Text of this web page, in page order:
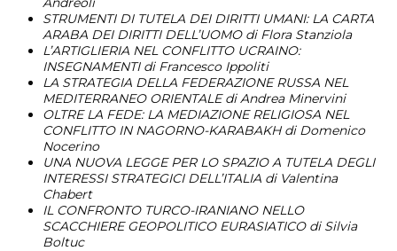
STRUMENTI DI TUTELA DEI DIRITTI UMANI: LA CARTA
ARABA DEI DIRITTI DELL’UOMO di Flora Stanziola
L’ARTIGLIERIA NEL CONFLITTO UCRAINO:
INSEGNAMENTI di Francesco Ippoliti
LA STRATEGIA DELLA FEDERAZIONE RUSSA NEL
MEDITERRANEO ORIENTALEdi Andrea Minervini
OLTRE LA FEDE: LA MEDIAZIONE RELIGIOSA NEL
CONFLITTO IN NAGORNO-KARABAKHdi Domenico
Nocerino
UNA NUOVA LEGGE PER LO SPAZIO A TUTELA DEGLI
INTERESSI STRATEGICI DELL’ITALIA di Valentina
Chabert
IL CONFRONTO TURCO-IRANIANO NELLO
SCACCHIERE GEOPOLITICO EURASIATICO di Silvia
Boltuc